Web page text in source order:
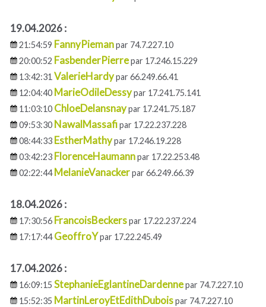
19.04.2026 :
21:54:59 FannyPiemanpar 74.7.227.10
20:00:52 FasbenderPierrepar 17.246.15.229
13:42:31 ValerieHardypar 66.249.66.41
12:04:40 MarieOdileDessypar 17.241.75.141
11:03:10 ChloeDelansnaypar 17.241.75.187
09:53:30 NawalMassafipar 17.22.237.228
08:44:33 EstherMathypar 17.246.19.228
03:42:23 FlorenceHaumannpar 17.22.253.48
02:22:44 MelanieVanackerpar 66.249.66.39
18.04.2026 :
17:30:56 FrancoisBeckerspar 17.22.237.224
17:17:44 GeoffroYpar 17.22.245.49
17.04.2026 :
16:09:15 StephanieEglantineDardennepar 74.7.227.10
15:52:35 MartinLeroyEtEdithDuboispar 74.7.227.10